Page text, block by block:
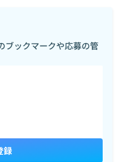
ブックマークや応募の管
録